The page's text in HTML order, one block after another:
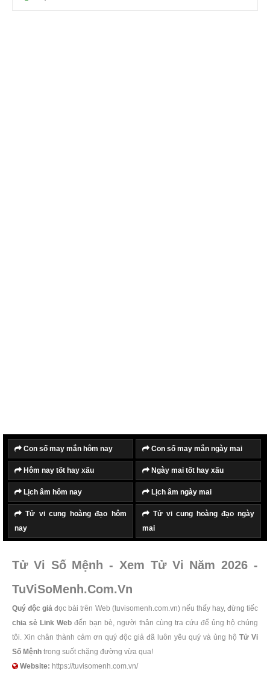
Con số may mắn hôm nay Con số may mắn ngày mai
Hôm nay tốt hay xấu Ngày mai tốt hay xấu
Lịch âm hôm nay Lịch âm ngày mai
Tử vi cung hoàng đạo hôm
nay
Tử vi cung hoàng đạo ngày
mai
Tử Vi Số Mệnh - Xem Tử Vi Năm 2026 -
TuViSoMenh.Com.Vn
Quý độc giả đọc bài trên Web (tuvisomenh.com.vn) nếu thấy hay, đừng tiếc
chia sẻ Link Web đến bạn bè, người thân cùng tra cứu để ủng hộ chúng
tôi. Xin chân thành cảm ơn quý độc giả đã luôn yêu quý và ủng hộ Tử Vi
Số Mệnh trong suốt chặng đường vừa qua!
Website: https://tuvisomenh.com.vn/